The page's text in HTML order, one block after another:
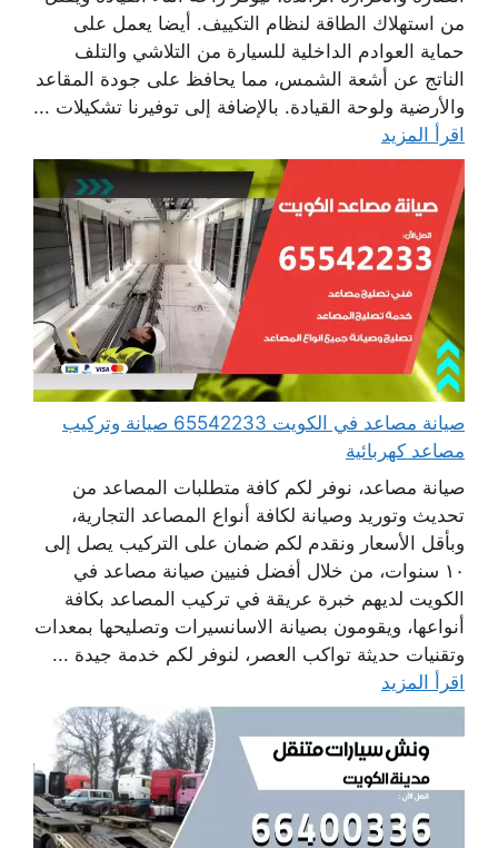
من استهلاك الطاقة لنظام التكييف. أيضا يعمل على
حماية العوادم الداخلية للسيارة من التلاشي والتلف
الناتج عن أشعة الشمس، مما يحافظ على جودة المقاعد
والأرضية ولوحة القيادة. بالإضافة إلى توفيرنا تشكيلات ...
اقرأ المزيد
صيانة مصاعد في الكويت 65542233 صيانة وتركيب
مصاعد كهربائية
صيانة مصاعد، نوفر لكم كافة متطلبات المصاعد من
تحديث وتوريد وصيانة لكافة أنواع المصاعد التجارية،
وبأقل الأسعار ونقدم لكم ضمان على التركيب يصل إلى
١٠ سنوات، من خلال أفضل فنيين صيانة مصاعد في
الكويت لديهم خبرة عريقة في تركيب المصاعد بكافة
أنواعها، ويقومون بصيانة الاسانسيرات وتصليحها بمعدات
وتقنيات حديثة تواكب العصر، لنوفر لكم خدمة جيدة ...
اقرأ المزيد